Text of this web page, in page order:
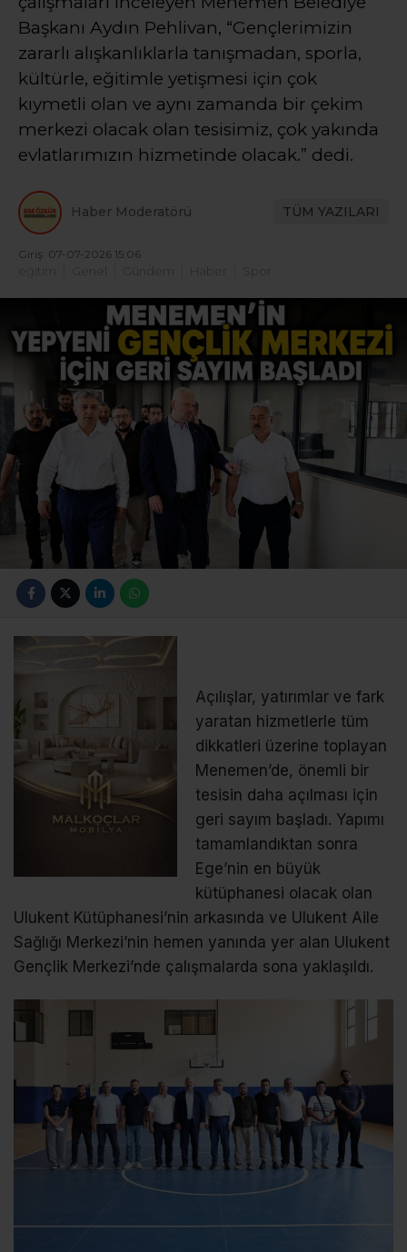
Başkanı Aydın Pehlivan, “Gençlerimizin
zararlı alışkanlıklarla tanışmadan, sporla,
kültürle, eğitimle yetişmesi için çok
kıymetli olan ve aynı zamanda bir çekim
merkezi olacak olan tesisimiz, çok yakında
evlatlarımızın hizmetinde olacak.” dedi.
Haber Moderatörü TÜM YAZILARI
Giriş: 07-07-2026 15:06
eğitim Gündem Haber Spor
Açılışlar, yatırımlar ve fark
yaratan hizmetlerle tüm
dikkatleri üzerine toplayan
Menemen’de, önemli bir
tesisin daha açılması için
geri sayım başladı. Yapımı
tamamlandıktan sonra
Ege’nin en büyük
kütüphanesi olacak olan
Ulukent Kütüphanesi’nin arkasında ve Ulukent Aile
Sağlığı Merkezi’nin hemen yanında yer alan Ulukent
Gençlik Merkezi’nde çalışmalarda sona yaklaşıldı.